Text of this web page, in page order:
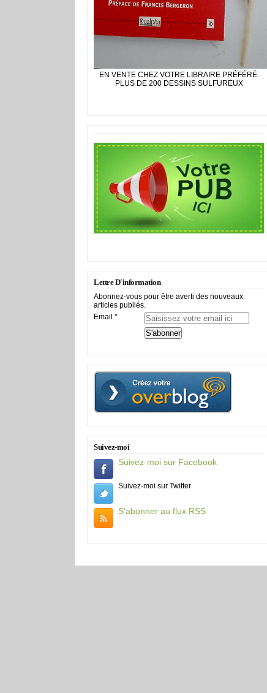
EN VENTE CHEZ VOTRE LIBRAIRE PRÉFÉRÉ.
PLUS DE 200 DESSINS SULFUREUX
Lettre D'information
Abonnez-vous pour être averti des nouveaux
articles publiés.
Email
Suivez-moi
Suivez-moi sur Facebook
Suivez-moi sur Twitter
S'abonner au flux RSS